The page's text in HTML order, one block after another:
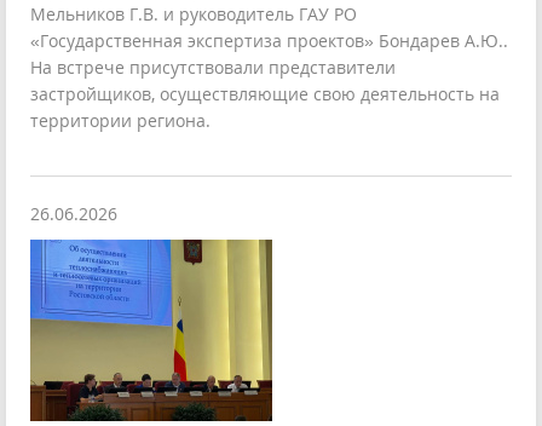
Мельников Г.В. и руководитель ГАУ РО
«Государственная экспертиза проектов» Бондарев А.Ю..
На встрече присутствовали представители
застройщиков, осуществляющие свою деятельность на
территории региона.
26.06.2026